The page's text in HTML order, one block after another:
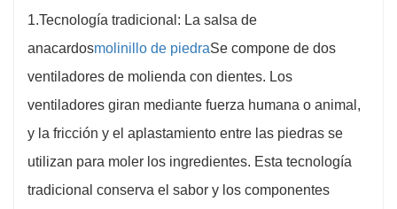
1.Tecnología tradicional: La salsa de
anacardosmolinillo de piedraSe compone de dos
ventiladores de molienda con dientes. Los
ventiladores giran mediante fuerza humana o animal,
y la fricción y el aplastamiento entre las piedras se
utilizan para moler los ingredientes. Esta tecnología
tradicional conserva el sabor y los componentes